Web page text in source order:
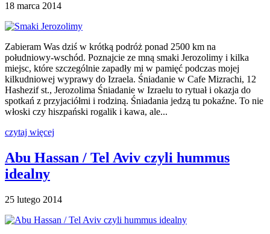
18 marca 2014
Zabieram Was dziś w krótką podróż ponad 2500 km na
południowy-wschód. Poznajcie ze mną smaki Jerozolimy i kilka
miejsc, które szczególnie zapadły mi w pamięć podczas mojej
kilkudniowej wyprawy do Izraela. Śniadanie w Cafe Mizrachi, 12
Hashezif st., Jerozolima Śniadanie w Izraelu to rytuał i okazja do
spotkań z przyjaciółmi i rodziną. Śniadania jedzą tu pokaźne. To nie
włoski czy hiszpański rogalik i kawa, ale...
czytaj więcej
Abu Hassan / Tel Aviv czyli hummus
idealny
25 lutego 2014